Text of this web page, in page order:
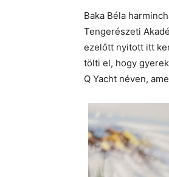
Baka Béla
Tengerészeti
ezelőtt nyitott itt
tölti el, hogy
Q Yacht néven,